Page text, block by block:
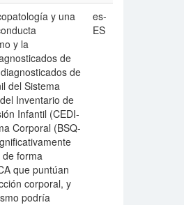
y una
y la
de
de
del Sistema
Inventario de
Infantil (CEDI-
Corporal (BSQ-
forma
que puntúan
corporal, y
podría
es-
ES